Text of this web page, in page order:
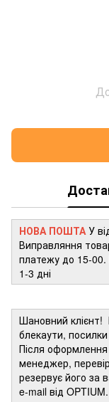
НОВА ПОШТА У
Виправляння
платежу до 15-00.
1-3 дні
Шановний клієнт!
блекаути,
Після
менеджер,
резервує його за
e-mail від OPTIUM.